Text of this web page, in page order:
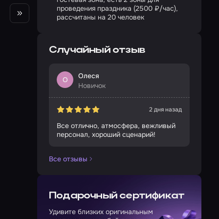
проведения праздника (2500 ₽/час),
рассчитаны на 20 человек
Случайный отзыв
О
Олеся
Новичок
2 дня назад
Все отлично, атмосфера, вежливый
персонал, хороший сценарий!
Все отзывы
Подарочный сертификат
Удивите близких оригинальным